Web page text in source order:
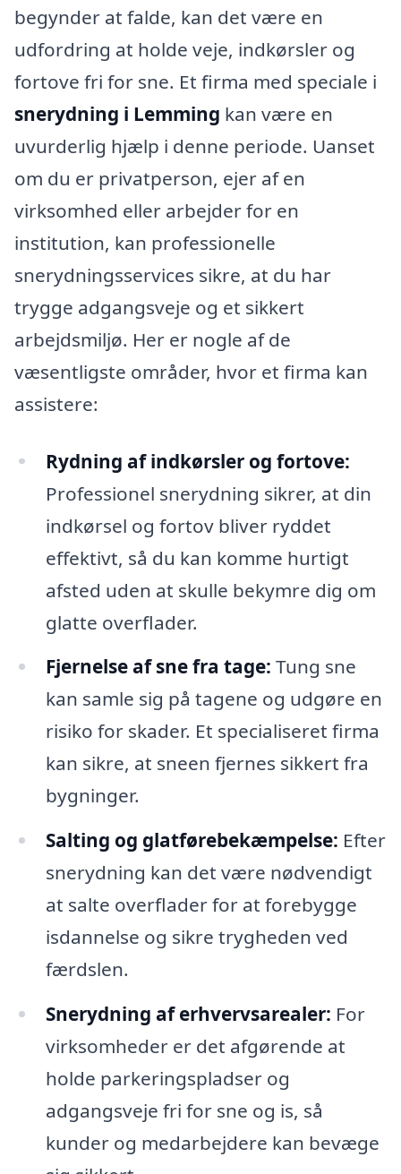
begynder at falde, kan det være en
udfordring at holde veje, indkørsler og
fortove fri for sne. Et firma med speciale i
snerydning i Lemming kan være en
uvurderlig hjælp i denne periode. Uanset
om du er privatperson, ejer af en
virksomhed eller arbejder for en
institution, kan professionelle
snerydningsservices sikre, at du har
trygge adgangsveje og et sikkert
arbejdsmiljø. Her er nogle af de
væsentligste områder, hvor et firma kan
assistere:
Rydning af indkørsler og fortove:
Professionel snerydning sikrer, at din
indkørsel og fortov bliver ryddet
effektivt, så du kan komme hurtigt
afsted uden at skulle bekymre dig om
glatte overflader.
Fjernelse af sne fra tage: Tung sne
kan samle sig på tagene og udgøre en
risiko for skader. Et specialiseret firma
kan sikre, at sneen fjernes sikkert fra
bygninger.
Salting og glatførebekæmpelse: Efter
snerydning kan det være nødvendigt
at salte overflader for at forebygge
isdannelse og sikre trygheden ved
færdslen.
Snerydning af erhvervsarealer: For
virksomheder er det afgørende at
holde parkeringspladser og
adgangsveje fri for sne og is, så
kunder og medarbejdere kan bevæge